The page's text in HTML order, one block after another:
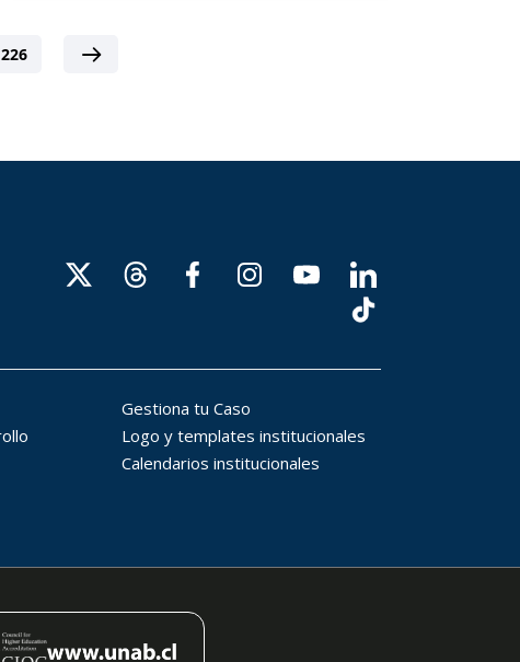
226